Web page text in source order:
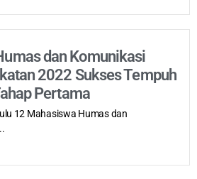
dan Komunikasi
2022 Sukses Tempuh
Pertama
12 Mahasiswa Humas dan